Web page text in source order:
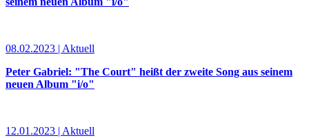
08.02.2023 | Aktuell
Peter Gabriel: "The Court" heißt der zweite Song aus seinem
neuen Album "i/o"
12.01.2023 | Aktuell